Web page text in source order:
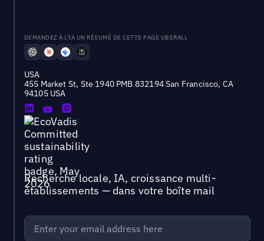
DEMANDEZ À L'IA UN RÉSUMÉ DE CETTE PAGE UBERALL
USA
455 Market St, Ste 1940 PMB 832194 San Francisco, CA
94105 USA
Recherche locale, IA, croissance multi-
établissements — dans votre boîte mail